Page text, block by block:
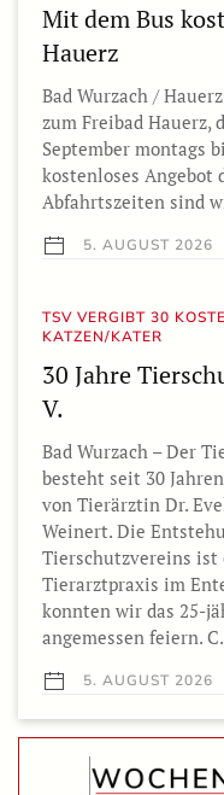
Mit dem Bus
Hauerz
Bad Wurzach /
zum Freibad Hauerz,
September montags
kostenloses Angebot
Abfahrtszeiten sind
5. AUGUST 2026
TSV VERGIBT 30
KATZEN/KATER
30 Jahre
V.
Bad Wurzach – Der
besteht seit 30
von Tierärztin Dr.
Weinert. Die
Tierschutzvereins ist
Tierarztpraxis im
konnten wir das 25-
angemessen feiern.
5. AUGUST 2026